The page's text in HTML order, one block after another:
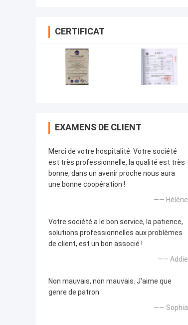
CERTIFICAT
EXAMENS DE CLIENT
Merci de votre hospitalité. Votre société
est très professionnelle, la qualité est très
bonne, dans un avenir proche nous aura
une bonne coopération !
—— Hélène
Votre société a le bon service, la patience,
solutions professionnelles aux problèmes
de client, est un bon associé !
—— Addie
Non mauvais, non mauvais. J'aime que
genre de patron
—— Sophia